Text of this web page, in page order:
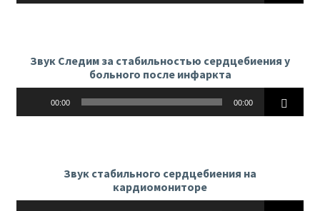
Звук Следим за стабильностью сердцебиения у
больного после инфаркта
00:00 00:00
Звук стабильного сердцебиения на
кардиомониторе